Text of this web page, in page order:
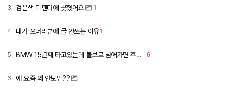
3 검은색 디펜더에 꽂혔어요 1
4 내가 오너리뷰에 글 안쓰는 이유1
5 BMW 15년째 타고있는데 볼보로 넘어가면 후회할까요 ? 6
6 애 요즘 왜 안보임??